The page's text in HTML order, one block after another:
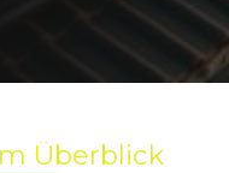
Überblick